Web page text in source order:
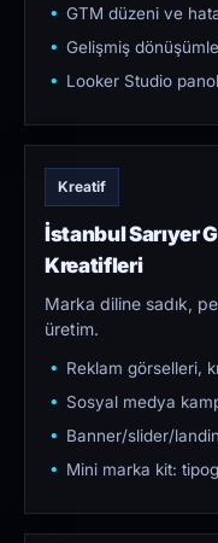
GTM düzeni ve
Gelişmiş
Looker Studio
Kreatif
İstanbul Sarıyer
Kreatifleri
Marka diline sadık,
üretim.
Reklam görselleri,
Sosyal medya
Banner/slider/
Mini marka kit: